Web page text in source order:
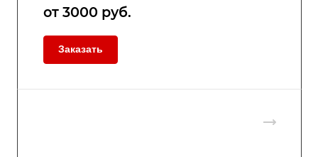
от 3000 руб.
Заказать